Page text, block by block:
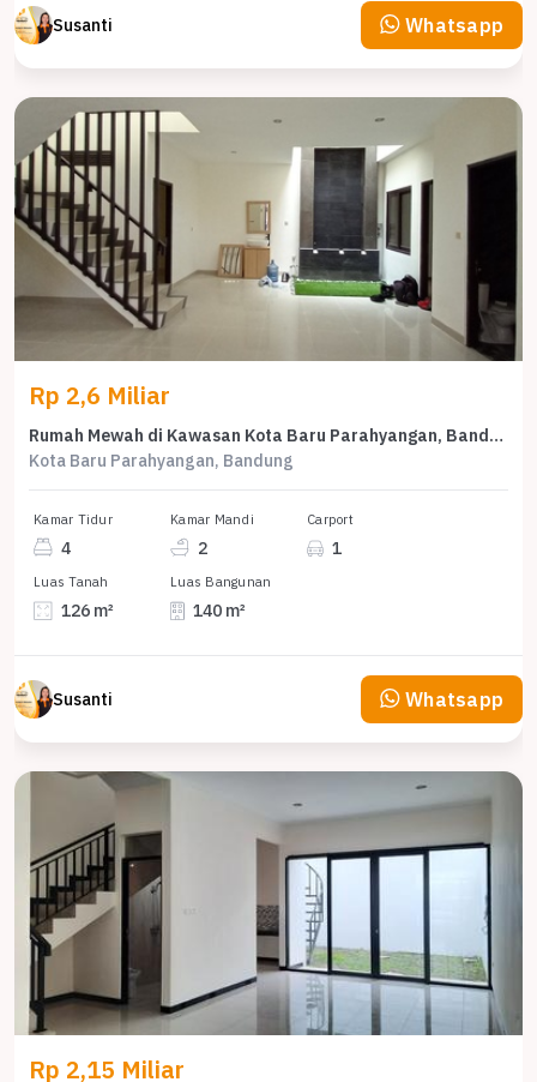
Susanti Whatsapp
Rp 2,6 Miliar
Rumah Mewah di Kawasan Kota Baru Parahyangan, Bandung, LB 140m², Harga 2,6 Miliar
Kota Baru Parahyangan, Bandung
Kamar Tidur
4
Kamar Mandi
2
Carport
1
Luas Tanah
126 m²
Luas Bangunan
140 m²
Susanti Whatsapp
Rp 2,15 Miliar